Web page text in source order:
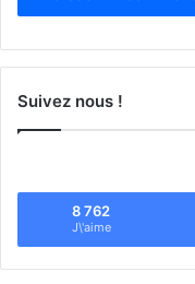
Suivez nous !
8 762
J\'aime